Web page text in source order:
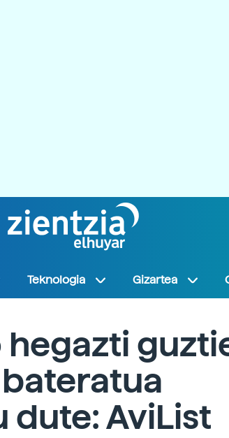
Teknologia Gizartea
dute: AviList